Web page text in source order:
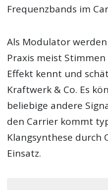
Frequenzbands im
Als Modulator
Praxis meist
Effekt kennt und
Kraftwerk & Co. Es
beliebige andere
den Carrier kommt
Klangsynthese durch
Einsatz.